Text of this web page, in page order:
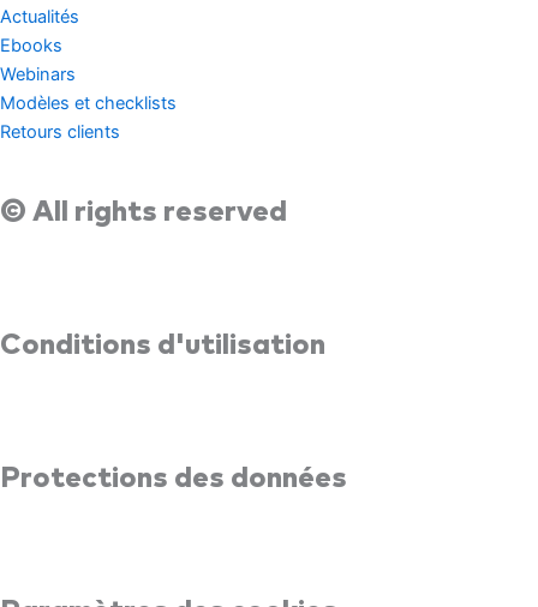
Actualités
Ebooks
Webinars
Modèles et checklists
Retours clients
© All rights reserved
Conditions d'utilisation
Protections des données​